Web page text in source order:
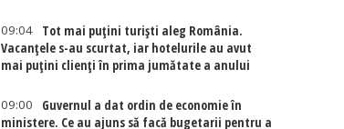
09:04
Tot mai puțini turiști aleg România.
Vacanțele s-au scurtat, iar hotelurile au avut
mai puțini clienți în prima jumătate a anului
09:00
Guvernul a dat ordin de economie în
ministere. Ce au ajuns să facă bugetarii pentru a